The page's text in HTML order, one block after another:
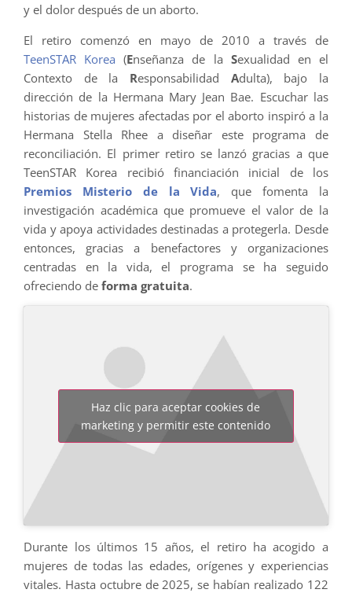
y el dolor después de un aborto.
El retiro comenzó en mayo de 2010 a través de
TeenSTAR Korea (Enseñanza de la Sexualidad en el
Contexto de la Responsabilidad Adulta), bajo la
dirección de la Hermana Mary Jean Bae. Escuchar las
historias de mujeres afectadas por el aborto inspiró a la
Hermana Stella Rhee a diseñar este programa de
reconciliación. El primer retiro se lanzó gracias a que
TeenSTAR Korea recibió financiación inicial de los
Premios Misterio de la Vida, que fomenta la
investigación académica que promueve el valor de la
vida y apoya actividades destinadas a protegerla. Desde
entonces, gracias a benefactores y organizaciones
centradas en la vida, el programa se ha seguido
ofreciendo deforma gratuita.
Haz clic para aceptar cookies de
marketing y permitir este contenido
Durante los últimos 15 años, el retiro ha acogido a
mujeres de todas las edades, orígenes y experiencias
vitales. Hasta octubre de 2025, se habían realizado 122